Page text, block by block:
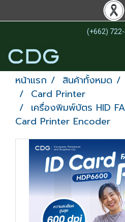
(+662)
หน้าแรก สินค้าทั้งหมด
Card Printer
เครื่องพิมพ์บัตร HID
Card Printer Encoder